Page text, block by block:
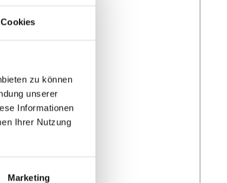
zu können
unserer
Informationen
Ihrer Nutzung
Marketing